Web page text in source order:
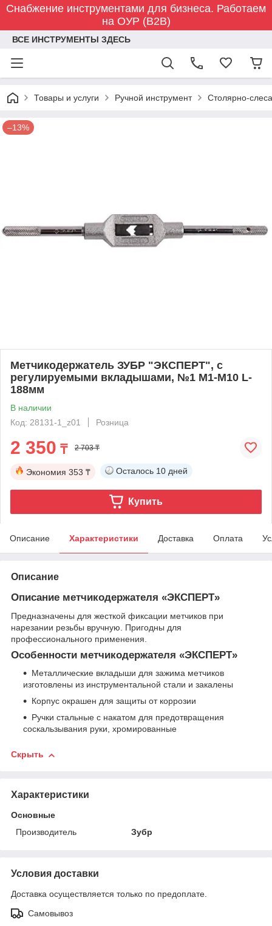
Снабжение инструментами для бизнеса. Работаем
на ОУР (B2B)
ВСЕ ИНСТРУМЕНТЫ ЗДЕСЬ
Товары и услуги Ручной инструмент Столярно-
–13%
Метчикодержатель ЗУБР "ЭКСПЕРТ", с
регулируемыми вкладышами, №1 М1-М10 L-
188мм
В наличии
Код: 28131-1_z01
Розница
2 350 ₸ 2 703 ₸
Экономия 353 ₸ Осталось 10 дней
Купить
Описание Характеристики Доставка Оплата
Описание
Описание метчикодержателя «ЭКСПЕРТ»
Предназначены для жесткой фиксации метчиков при
нарезании резьбы вручную. Пригодны для
профессионального применения.
Особенности метчикодержателя «ЭКСПЕРТ»
Металлические вкладыши для зажима метчиков
изготовлены из инструментальной стали и закалены
Корпус окрашен для защиты от коррозии
Ручки стальные с накатом для предотвращения
соскальзывания руки, хромированные
Скрыть
Характеристики
Основные
Производитель
Зубр
Условия доставки
Доставка осуществляется только по предоплате.
Самовывоз